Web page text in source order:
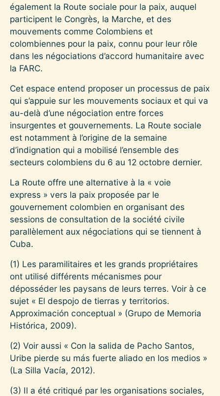
également la Route sociale pour la paix, auquel
participent le Congrès, la Marche, et des
mouvements comme Colombiens et
colombiennes pour la paix, connu pour leur rôle
dans les négociations d’accord humanitaire avec
la FARC.
Cet espace entend proposer un processus de paix
qui s’appuie sur les mouvements sociaux et qui va
au-delà d’une négociation entre forces
insurgentes et gouvernements. La Route sociale
est notamment à l’origine de la semaine
d’indignation qui a mobilisé l’ensemble des
secteurs colombiens du 6 au 12 octobre dernier.
La Route offre une alternative à la « voie
express » vers la paix proposée par le
gouvernement colombien en organisant des
sessions de consultation de la société civile
parallèlement aux négociations qui se tiennent à
Cuba.
(1) Les paramilitaires et les grands propriétaires
ont utilisé différents mécanismes pour
déposséder les paysans de leurs terres. Voir à ce
sujet « El despojo de tierras y territorios.
Approximación conceptual » (Grupo de Memoria
Histórica, 2009).
(2) Voir aussi « Con la salida de Pacho Santos,
Uribe pierde su más fuerte aliado en los medios »
(La Silla Vacía, 2012).
(3) Il a été critiqué par les organisations sociales,